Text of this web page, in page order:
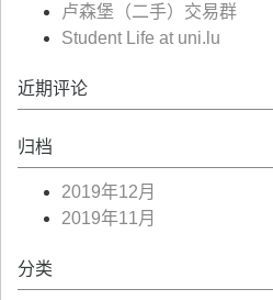
卢森堡（二手）交易群
Student Life at uni.lu
近期评论
归档
2019年12月
2019年11月
分类